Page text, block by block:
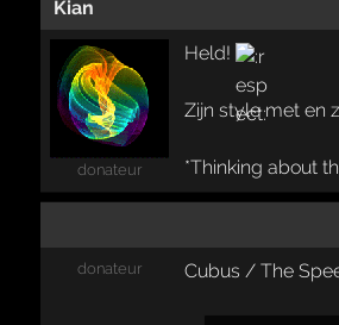
Kian
donateur
Held!
Zijn style met en
*Thinking about
donateur Cubus / The